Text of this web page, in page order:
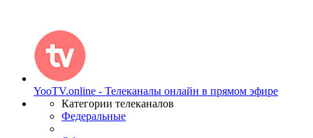
YooTV.online - Телеканалы онлайн в прямом эфире
Категории телеканалов
Федеральные